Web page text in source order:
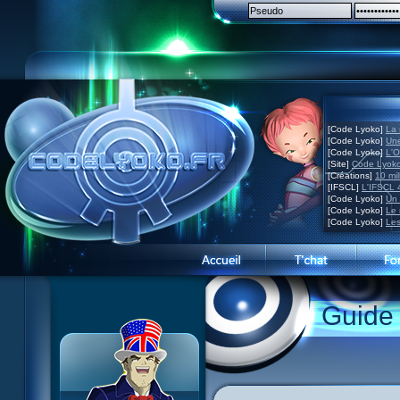
[Code Lyoko] La
[Code Lyoko]
[Code Lyoko]
[Site] Code
[Créations] 10
[IFSCL] L'IFSCL
[Code Lyoko] Un
[Code Lyoko] Le
[Code Lyoko]
6 Cruel dilemme
7 Problème d'image
10 Créature de rêve
11 Enragés